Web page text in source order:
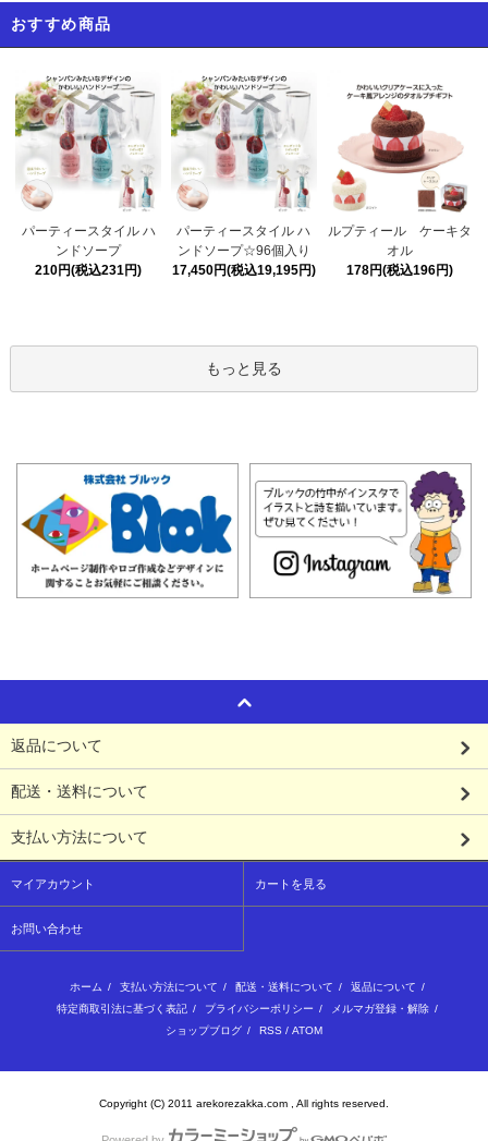
おすすめ商品
パーティースタイル ハ
ンドソープ
210円(税込231円)
パーティースタイル ハ
ンドソープ☆96個入り
17,450円(税込19,195円)
ルプティール ケーキタ
オル
178円(税込196円)
もっと見る
返品について
配送・送料について
支払い方法について
マイアカウント カートを見る
お問い合わせ
ホーム / 支払い方法について / 配送・送料について / 返品について /
特定商取引法に基づく表記 / プライバシーポリシー / メルマガ登録・解除 /
ショップブログ / RSS / ATOM
Copyright (C) 2011 arekorezakka.com , All rights reserved.